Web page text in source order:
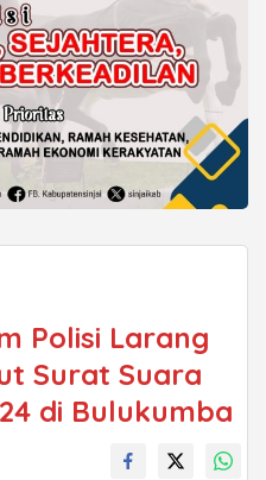
Polisi Larang
Surat Suara
di Bulukumba